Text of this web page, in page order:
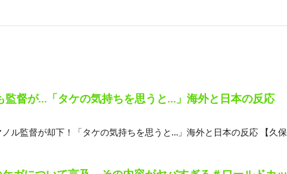
監督が…「タケの気持ちを思うと…」海外と日本の反応
ル監督が却下！「タケの気持ちを思うと…」海外と日本の反応 【久保